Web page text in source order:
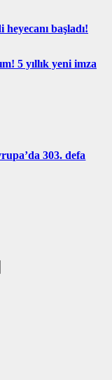
başladı!
5 yıllık yeni imza
303. defa